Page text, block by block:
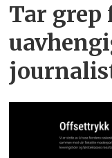
Tar grep